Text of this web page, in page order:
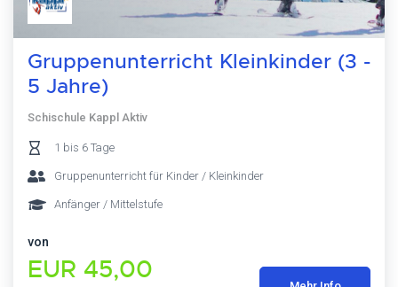
Gruppenunterricht Kleinkinder (3 -
5 Jahre)
Schischule Kappl Aktiv
1 bis 6 Tage
Gruppenunterricht für Kinder / Kleinkinder
Anfänger / Mittelstufe
von
EUR 45,00